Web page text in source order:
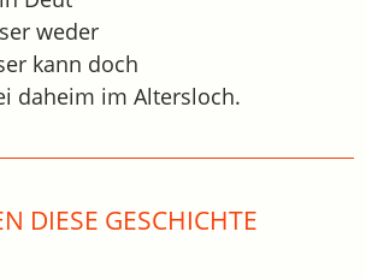
weder
kann doch
daheim im Altersloch.
DIESE GESCHICHTE